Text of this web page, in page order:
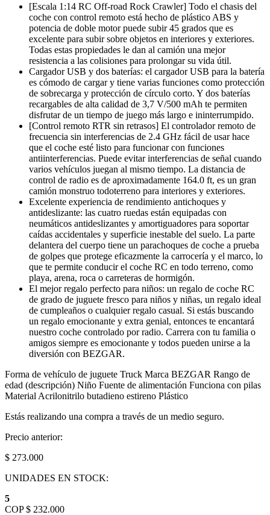
[Escala 1:14 RC Off-road Rock Crawler] Todo el chasis del
coche con control remoto está hecho de plástico ABS y
potencia de doble motor puede subir 45 grados que es
excelente para subir sobre objetos en interiores y exteriores.
Todas estas propiedades le dan al camión una mejor
resistencia a las colisiones para prolongar su vida útil.
Cargador USB y dos baterías: el cargador USB para la batería
es cómodo de cargar y tiene varias funciones como protección
de sobrecarga y protección de círculo corto. Y dos baterías
recargables de alta calidad de 3,7 V/500 mAh te permiten
disfrutar de un tiempo de juego más largo e ininterrumpido.
[Control remoto RTR sin retrasos] El controlador remoto de
frecuencia sin interferencias de 2.4 GHz fácil de usar hace
que el coche esté listo para funcionar con funciones
antiinterferencias. Puede evitar interferencias de señal cuando
varios vehículos juegan al mismo tiempo. La distancia de
control de radio es de aproximadamente 164.0 ft, es un gran
camión monstruo todoterreno para interiores y exteriores.
Excelente experiencia de rendimiento antichoques y
antideslizante: las cuatro ruedas están equipadas con
neumáticos antideslizantes y amortiguadores para soportar
caídas accidentales y superficie inestable del suelo. La parte
delantera del cuerpo tiene un parachoques de coche a prueba
de golpes que protege eficazmente la carrocería y el marco, lo
que te permite conducir el coche RC en todo terreno, como
playa, arena, roca o carreteras de hormigón.
El mejor regalo perfecto para niños: un regalo de coche RC
de grado de juguete fresco para niños y niñas, un regalo ideal
de cumpleaños o cualquier regalo casual. Si estás buscando
un regalo emocionante y extra genial, entonces te encantará
nuestro coche controlado por radio. Carrera con tu familia o
amigos siempre es emocionante y todos pueden unirse a la
diversión con BEZGAR.
Forma de vehículo de juguete Truck Marca BEZGAR Rango de
edad (descripción) Niño Fuente de alimentación Funciona con pilas
Material Acrilonitrilo butadieno estireno Plástico
Estás realizando una compra a través de un medio seguro.
Precio anterior:
$ 273.000
UNIDADES EN STOCK:
5
COP $ 232.000